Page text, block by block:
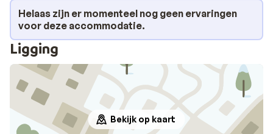
Helaas zijn er momenteel nog geen ervaringen
voor deze accommodatie.
Ligging
Bekijk op kaart